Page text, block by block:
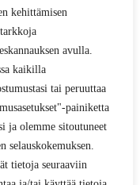
kehittämisen
avulla.
kaikilla
tai peruuttaa
painiketta
ja olemme sitoutuneet
selauskokemuksen.
tietoja seuraaviin